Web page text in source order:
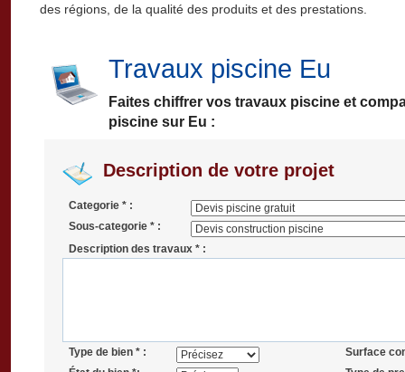
des régions, de la qualité des produits et des prestations.
Travaux piscine Eu
Faites chiffrer vos travaux piscine et
piscine sur Eu :
Description de votre projet
Categorie * :
Sous-categorie * :
Description des travaux * :
Type de bien * :
Surface